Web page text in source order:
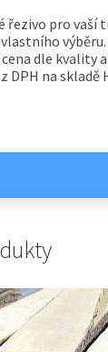
podlahy
profily
OSB desky
OSMO
OSMO vnitřní
řezivo pro vaší
výběru.
dle kvality a
DPH na skladě